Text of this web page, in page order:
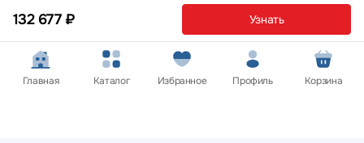
132 677 ₽ Узнать
товаров - уточняйте информацию у менеджера при
оформлении заказа.
Политика конфиденциальности
© 2012 — 2026 ООО «Эпл Тэк»
Главная Каталог Избранное Профиль Корзина